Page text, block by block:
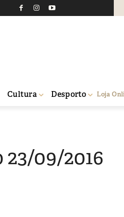
Cultura Desporto Loja
09/2016